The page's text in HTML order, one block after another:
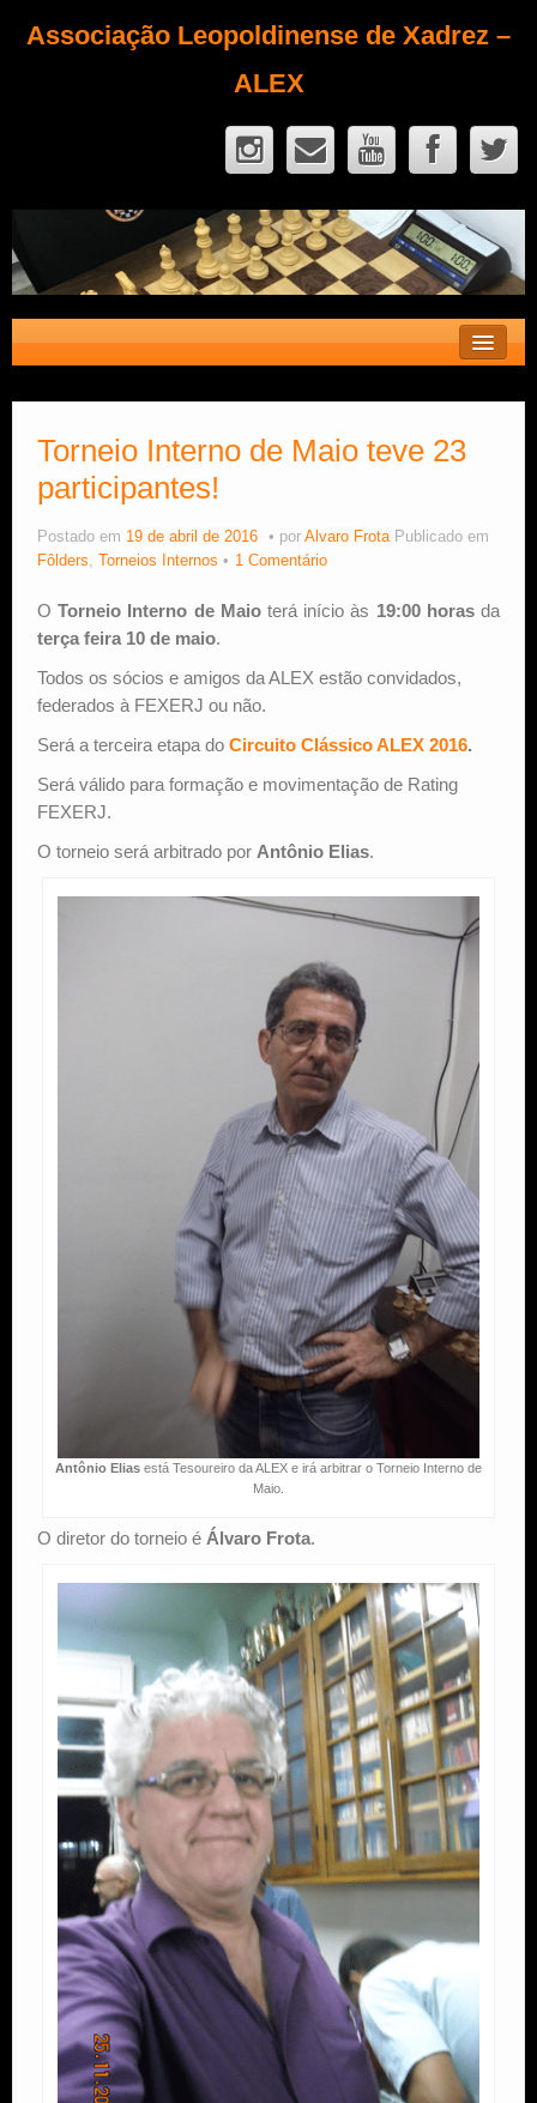
Associação Leopoldinense de Xadrez –
ALEX
Fique Sócio
Quem Somos?
Calendário
Torneio Interno de Maio teve 23
participantes!
Postado em 19 de abril de 2016 por Alvaro Frota Publicado em
Fôlders, Torneios Internos 1 Comentário
OTorneio Interno de Maioterá início às 19:00 horasda
terça feira 10 de maio.
Todos os sócios e amigos da ALEX estão convidados,
federados à FEXERJ ou não.
Será a terceira etapa do Circuito Clássico ALEX 2016.
Será válido para formação e movimentação de Rating
FEXERJ.
O torneio será arbitrado por Antônio Elias.
Antônio Eliasestá Tesoureiro da ALEX e irá arbitrar o Torneio Interno de
Maio.
O diretor do torneio é Álvaro Frota.